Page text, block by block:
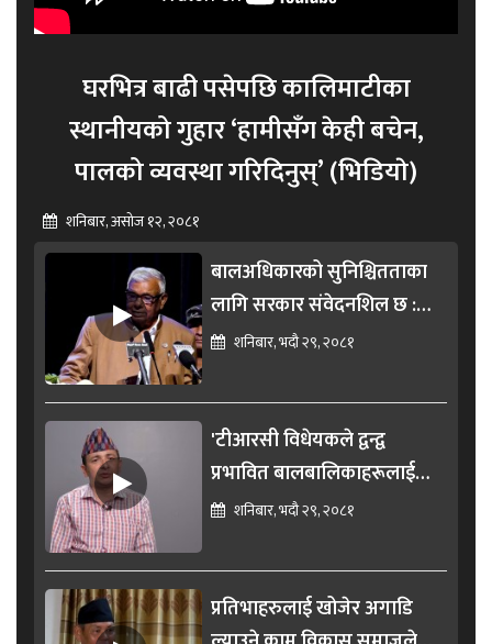
घरभित्र बाढी पसेपछि कालिमाटीका
स्थानीयको गुहार ‘हामीसँग केही बचेन,
पालको व्यवस्था गरिदिनुस्’ (भिडियाे)
शनिबार, असोज १२, २०८१
बालअधिकारको सुनिश्चितताका
लागि सरकार संवेदनशिल छ :
मन्त्री सुडी (भिडियो)
शनिबार, भदौ २९, २०८१
'टीआरसी विधेयकले द्वन्द्व
प्रभावित बालबालिकाहरूलाई
न्याय गरोस'
शनिबार, भदौ २९, २०८१
प्रतिभाहरुलाई खोजेर अगाडि